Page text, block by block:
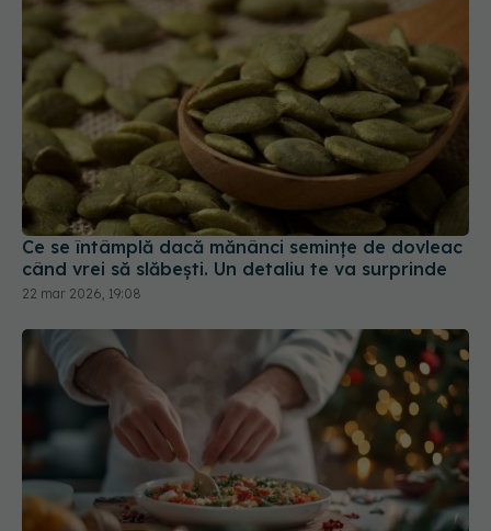
Ce se întâmplă dacă mănânci semințe de dovleac
când vrei să slăbești. Un detaliu te va surprinde
22 mar 2026, 19:08